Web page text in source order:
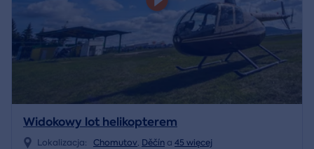
Widokowy lot helikopterem
Lokalizacja: Chomutov, Děčín a 45 więcej